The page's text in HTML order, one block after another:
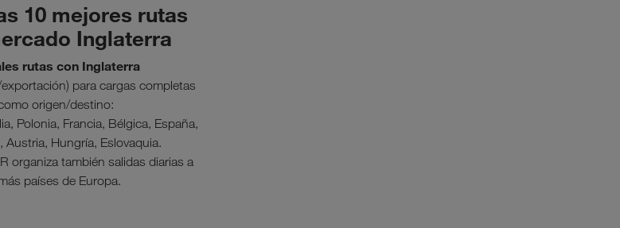
10 mejores rutas
Inglaterra
rutas con Inglaterra
para cargas completas
origen/destino:
Polonia, Francia, Bélgica, España,
Austria, Hungría, Eslovaquia.
organiza también salidas diarias a
países de Europa.